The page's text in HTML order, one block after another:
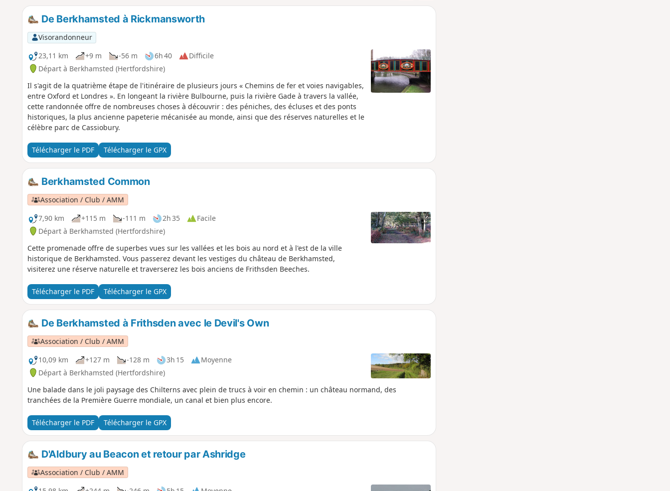
De Berkhamsted à Rickmansworth
Visorandonneur
23,11 km
+9 m -56 m 6h 40
Difficile
Départ à Berkhamsted (Hertfordshire)
Il s'agit de la quatrième étape de l'itinéraire de plusieurs jours « Chemins de fer et voies navigables,
entre Oxford et Londres ». En longeant la rivière Bulbourne, puis la rivière Gade à travers la vallée,
cette randonnée offre de nombreuses choses à découvrir : des péniches, des écluses et des ponts
historiques, la plus ancienne papeterie mécanisée au monde, ainsi que des réserves naturelles et le
célèbre parc de Cassiobury.
Télécharger le PDF Télécharger le GPX
Berkhamsted Common
Association / Club / AMM
7,90 km
+115 m -111 m 2h 35
Facile
Départ à Berkhamsted (Hertfordshire)
Cette promenade offre de superbes vues sur les vallées et les bois au nord et à l'est de la ville
historique de Berkhamsted. Vous passerez devant les vestiges du château de Berkhamsted,
visiterez une réserve naturelle et traverserez les bois anciens de Frithsden Beeches.
Télécharger le PDF Télécharger le GPX
De Berkhamsted à Frithsden avec le Devil's Own
Association / Club / AMM
10,09 km
+127 m -128 m 3h 15
Moyenne
Départ à Berkhamsted (Hertfordshire)
Une balade dans le joli paysage des Chilterns avec plein de trucs à voir en chemin : un château normand, des
tranchées de la Première Guerre mondiale, un canal et bien plus encore.
Télécharger le PDF Télécharger le GPX
D'Aldbury au Beacon et retour par Ashridge
Association / Club / AMM